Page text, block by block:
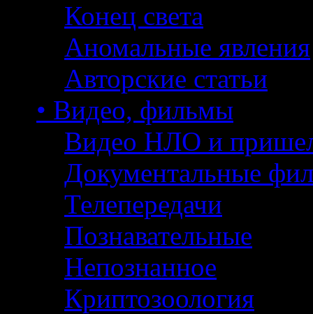
Конец света
Аномальные явления
Авторские статьи
• Видео, фильмы
Видео НЛО и
Документальные
Телепередачи
Познавательные
Непознанное
Криптозоология